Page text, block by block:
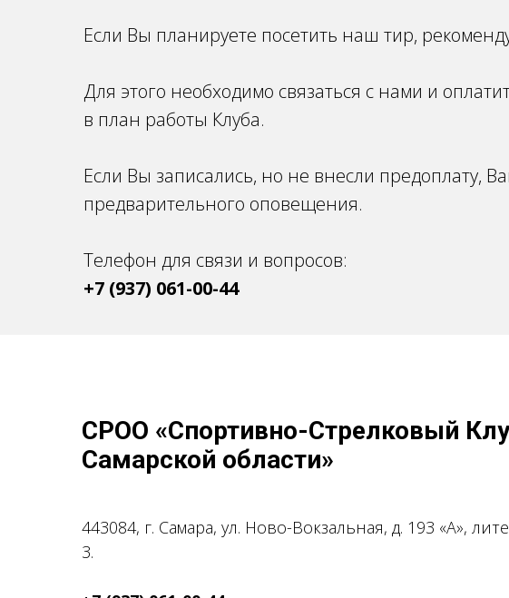
Если Вы планируете посетить наш тир,
Для этого необходимо связаться с нами и
в план работы Клуба.
Если Вы записались, но не внесли предоплату,
предварительного оповещения.
Телефон для связи и вопросов:
+7 (937) 061-00-44
СРОО «Спортивно-Стрелковый
Самарской области»
443084, г. Самара, ул. Ново-Вокзальная, д. 193 «А»,
3.